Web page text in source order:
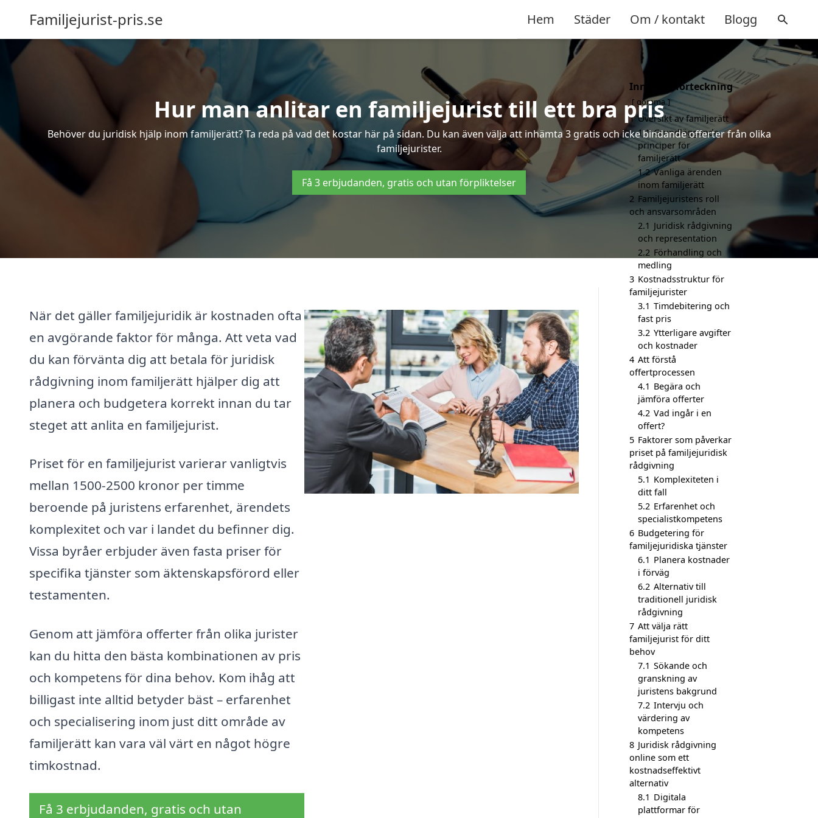
Familjejurist-pris.se Hem Städer Om / kontakt Blogg
Hur man anlitar en familjejurist till ett bra pris
Behöver du juridisk hjälp inom familjerätt? Ta reda på vad det kostar här på sidan. Du kan även välja att inhämta 3 gratis och icke bindande offerter från olika
familjejurister.
Få 3 erbjudanden, gratis och utan förpliktelser
När det gäller familjejuridik är kostnaden ofta
en avgörande faktor för många. Att veta vad
du kan förvänta dig att betala för juridisk
rådgivning inom familjerätt hjälper dig att
planera och budgetera korrekt innan du tar
steget att anlita en familjejurist.
Priset för en familjejurist varierar vanligtvis
mellan 1500-2500 kronor per timme
beroende på juristens erfarenhet, ärendets
komplexitet och var i landet du befinner dig.
Vissa byråer erbjuder även fasta priser för
specifika tjänster som äktenskapsförord eller
testamenten.
Genom att jämföra offerter från olika jurister
kan du hitta den bästa kombinationen av pris
och kompetens för dina behov. Kom ihåg att
billigast inte alltid betyder bäst – erfarenhet
och specialisering inom just ditt område av
familjerätt kan vara väl värt en något högre
timkostnad.
Få 3 erbjudanden, gratis och utan
Innehållsförteckning
gömma
1 Översikt av familjerätt
1.1 Grundläggande
principer för
familjerätt
1.2 Vanliga ärenden
inom familjerätt
2 Familjejuristens roll
och ansvarsområden
2.1 Juridisk rådgivning
och representation
2.2 Förhandling och
medling
3 Kostnadsstruktur för
familjejurister
3.1 Timdebitering och
fast pris
3.2 Ytterligare avgifter
och kostnader
4 Att förstå
offertprocessen
4.1 Begära och
jämföra offerter
4.2 Vad ingår i en
offert?
5 Faktorer som påverkar
priset på familjejuridisk
rådgivning
5.1 Komplexiteten i
ditt fall
5.2 Erfarenhet och
specialistkompetens
6 Budgetering för
familjejuridiska tjänster
6.1 Planera kostnader
i förväg
6.2 Alternativ till
traditionell juridisk
rådgivning
7 Att välja rätt
familjejurist för ditt
behov
7.1 Sökande och
granskning av
juristens bakgrund
7.2 Intervju och
värdering av
kompetens
8 Juridisk rådgivning
online som ett
kostnadseffektivt
alternativ
8.1 Digitala
plattformar för